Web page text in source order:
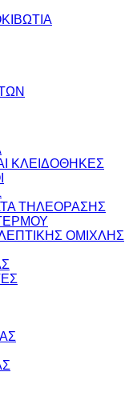
ΚΛΕΙΔΟΘΗΚΕΣ
ΤΗΛΕΟΡΑΣΗΣ
ΟΜΙΧΛΗΣ